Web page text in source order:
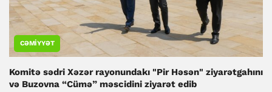
CƏMIYYƏT
Komitə sədri Xəzər rayonundakı "Pir Həsən" ziyarətgahını
və Buzovna “Cümə” məscidini ziyarət edib